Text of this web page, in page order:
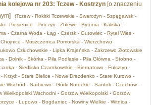
kolejowa nr 203: Tczew - Kostrzyn [o znaczeniu
(Tczew - Rokitki Tczewskie - Swarożyn - Szpęgawsk -
- Piesienice - Pinczyn - Zblewo - Bytonia - Kaliska -
- Czarna Woda - Łąg - Czersk - Gutowiec - Rytel Wieś -
- Moszczenica Pomorska - Wierzchowo
Człuchowskie - Lipka Krajeńska - Zakrzewo Złotowskie
- Dolnik - Skórka - Piła Podlasie - Piła Główna - Stobno -
- Siedlisko Czarnkowskie - Biernatowo - Fulsztyn -
- Krzyż - Stare Bielice - Nowe Drezdenko - Stare Kurowo -
Wschód - Sarbiewo - Górki Noteckie - Santok - Czechów -
Wielkopolski Wschodni - Gorzów Wielkopolski - Gorzów
- Łupowo - Bogdaniec - Nowiny Wielkie - Witnica -